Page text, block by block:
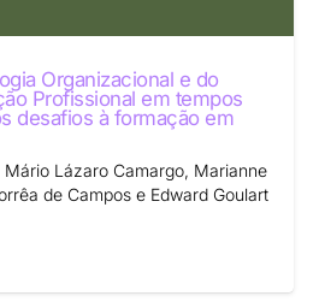
Organizacional e do
Profissional em tempos
desafios à formação em
Mário Lázaro Camargo, Marianne
de Campos e Edward Goulart